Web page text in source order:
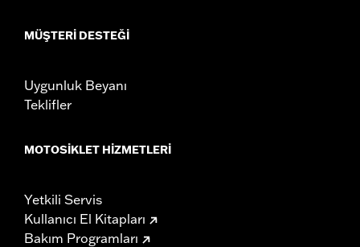
MÜŞTERI DESTEĞI
Uygunluk Beyanı
Teklifler
MOTOSIKLET HIZMETLERI
Yetkili Servis
Kullanıcı El Kitapları
Bakım Programları